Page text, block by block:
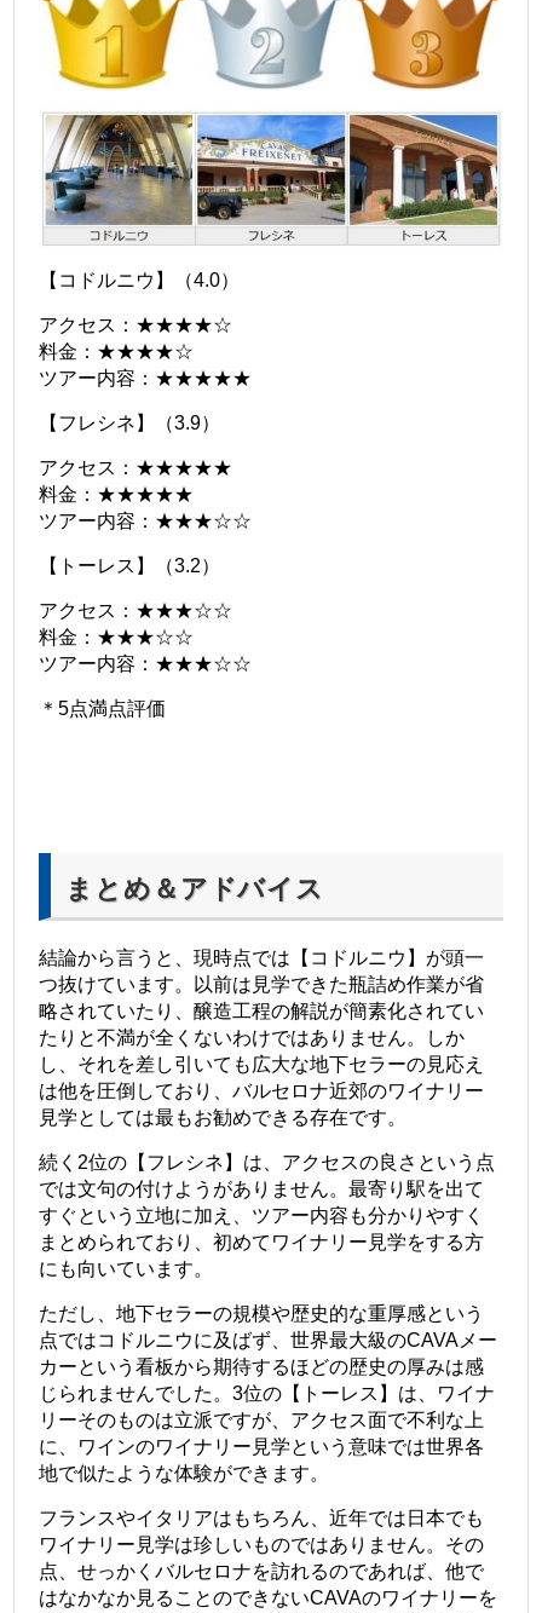
【コドルニウ】（4.0）
アクセス：★★★★☆
料金：★★★★☆
ツアー内容：★★★★★
【フレシネ】（3.9）
アクセス：★★★★★
料金：★★★★★
ツアー内容：★★★☆☆
【トーレス】（3.2）
アクセス：★★★☆☆
料金：★★★☆☆
ツアー内容：★★★☆☆
＊5点満点評価
まとめ＆アドバイス
結論から言うと、現時点では【コドルニウ】が頭一
つ抜けています。以前は見学できた瓶詰め作業が省
略されていたり、醸造工程の解説が簡素化されてい
たりと不満が全くないわけではありません。しか
し、それを差し引いても広大な地下セラーの見応え
は他を圧倒しており、バルセロナ近郊のワイナリー
見学としては最もお勧めできる存在です。
続く2位の【フレシネ】は、アクセスの良さという点
では文句の付けようがありません。最寄り駅を出て
すぐという立地に加え、ツアー内容も分かりやすく
まとめられており、初めてワイナリー見学をする方
にも向いています。
ただし、地下セラーの規模や歴史的な重厚感という
点ではコドルニウに及ばず、世界最大級のCAVAメー
カーという看板から期待するほどの歴史の厚みは感
じられませんでした。3位の【トーレス】は、ワイナ
リーそのものは立派ですが、アクセス面で不利な上
に、ワインのワイナリー見学という意味では世界各
地で似たような体験ができます。
フランスやイタリアはもちろん、近年では日本でも
ワイナリー見学は珍しいものではありません。その
点、せっかくバルセロナを訪れるのであれば、他で
はなかなか見ることのできないCAVAのワイナリーを